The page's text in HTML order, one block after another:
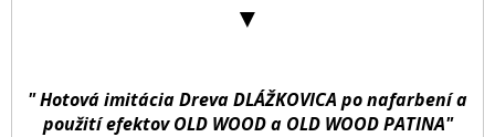
▼
" Hotová imitácia Dreva DLÁŽKOVICA po nafarbení a
použití efektov OLD WOOD a OLD WOOD PATINA"